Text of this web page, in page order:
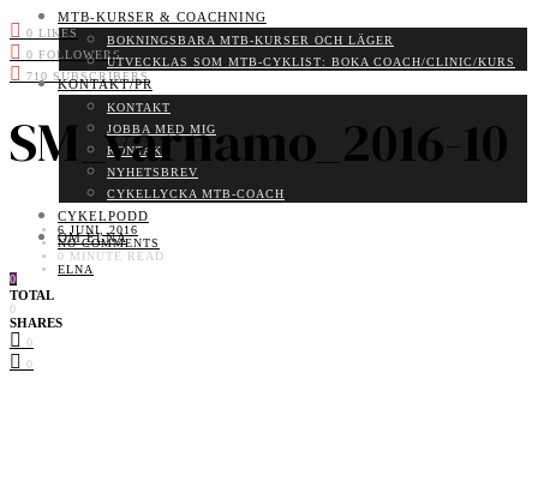
0 LIKES
0 FOLLOWERS
710 SUBSCRIBERS
MTB-KURSER & COACHNING
BOKNINGSBARA MTB-KURSER OCH LÄGER
UTVECKLAS SOM MTB-CYKLIST: BOKA COACH/CLINIC/KURS
KONTAKT/PR
KONTAKT
JOBBA MED MIG
KONTAKT
NYHETSBREV
CYKELLYCKA MTB-COACH
CYKELPODD
OM ELNA
0
SM_varnamo_2016-10
6 JUNI, 2016
NO COMMENTS
0 MINUTE READ
ELNA
TOTAL
0
SHARES
0
0